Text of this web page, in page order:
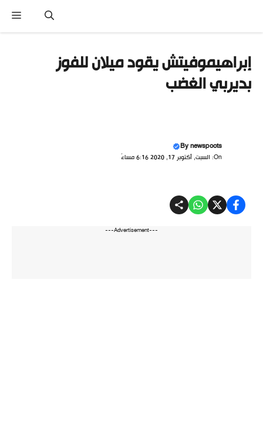
إبراهيموفيتش يقود ميلان للفوز
بديربي الغضب
Bynewspoots
On: السبت, أكتوبر 17, 2020 6:16 مساءً
---Advertisement---